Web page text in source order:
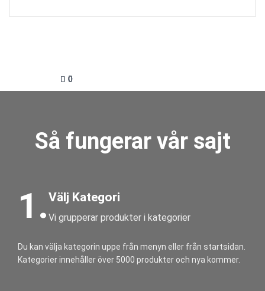
0
0
0
0
0
0
0
0
0
0
0
0
Så fungerar vår sajt
1.Välj Kategori
Vi grupperar produkter i kategorier
Du kan välja kategorin uppe från menyn eller från startsidan.
Kategorier innehåller över 5000 produkter och nya kommer.